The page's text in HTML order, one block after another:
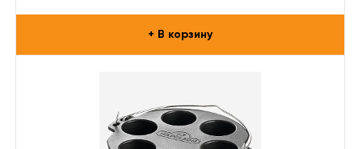
+ В корзину